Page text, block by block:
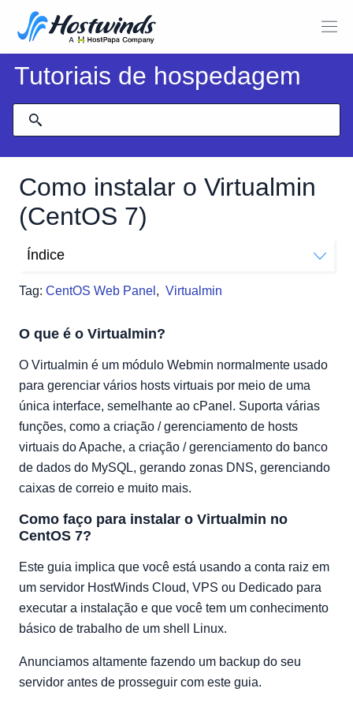
Tutoriais de hospedagem
Como instalar o Virtualmin
(CentOS 7)
Tag: CentOS Web Panel , Virtualmin
Índice
Como faço para instalar o Virtualmin no CentOS 7?
de pós-instalação
O que é o Virtualmin?
O Virtualmin é um módulo Webmin normalmente usado
para gerenciar vários hosts virtuais por meio de uma
única interface, semelhante ao cPanel. Suporta várias
funções, como a criação / gerenciamento de hosts
virtuais do Apache, a criação / gerenciamento do banco
de dados do MySQL, gerando zonas DNS, gerenciando
caixas de correio e muito mais.
Como faço para instalar o Virtualmin no
CentOS 7?
Este guia implica que você está usando a conta raiz em
um servidor HostWinds Cloud, VPS ou Dedicado para
executar a instalação e que você tem um conhecimento
básico de trabalho de um shell Linux.
Anunciamos altamente fazendo um backup do seu
servidor antes de prosseguir com este guia.